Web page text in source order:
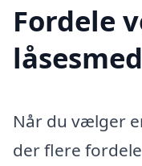
Fordele
Når du vælger
der flere